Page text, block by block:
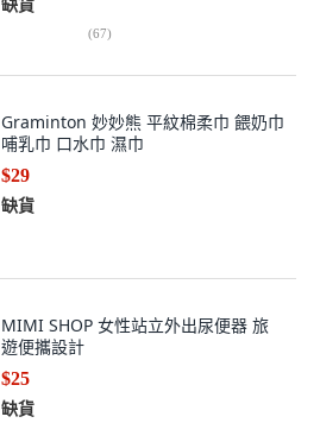
(67)
Graminton 妙妙熊 平紋棉柔巾 餵奶巾
哺乳巾 口水巾 濕巾
$29
缺貨
MIMI SHOP 女性站立外出尿便器 旅
遊便攜設計
$25
缺貨